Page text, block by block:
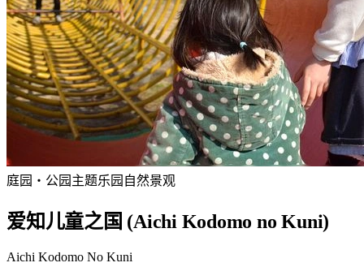
庭园・公园 主题乐园 自然景观
爱知儿童之国 (Aichi Kodomo no Kuni)
Aichi Kodomo No Kuni